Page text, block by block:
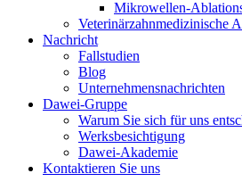
Mikrowellen-
Veterinärzahnmedizinische
Nachricht
Fallstudien
Blog
Unternehmensnachrichten
Dawei-Gruppe
Warum Sie sich für uns
Werksbesichtigung
Dawei-Akademie
Kontaktieren Sie uns